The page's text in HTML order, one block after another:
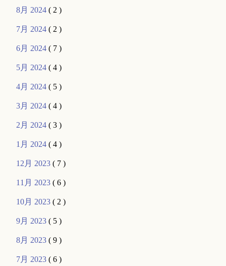
8月 2024( 2 )
7月 2024( 2 )
6月 2024( 7 )
5月 2024( 4 )
4月 2024( 5 )
3月 2024( 4 )
2月 2024( 3 )
1月 2024( 4 )
12月 2023( 7 )
11月 2023( 6 )
10月 2023( 2 )
9月 2023( 5 )
8月 2023( 9 )
7月 2023( 6 )